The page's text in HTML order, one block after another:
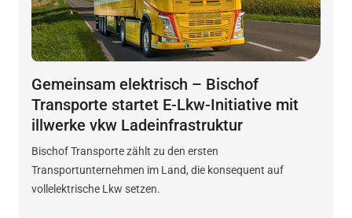
Gemeinsam elektrisch – Bischof
Transporte startet E-Lkw-Initiative mit
illwerke vkw Ladeinfrastruktur
Bischof Transporte zählt zu den ersten
Transportunternehmen im Land, die konsequent auf
vollelektrische Lkw setzen.